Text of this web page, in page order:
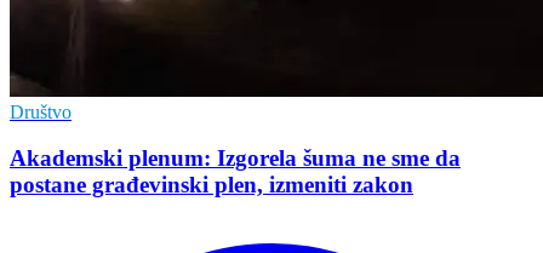
Društvo
Akademski plenum: Izgorela šuma ne sme da
postane građevinski plen, izmeniti zakon